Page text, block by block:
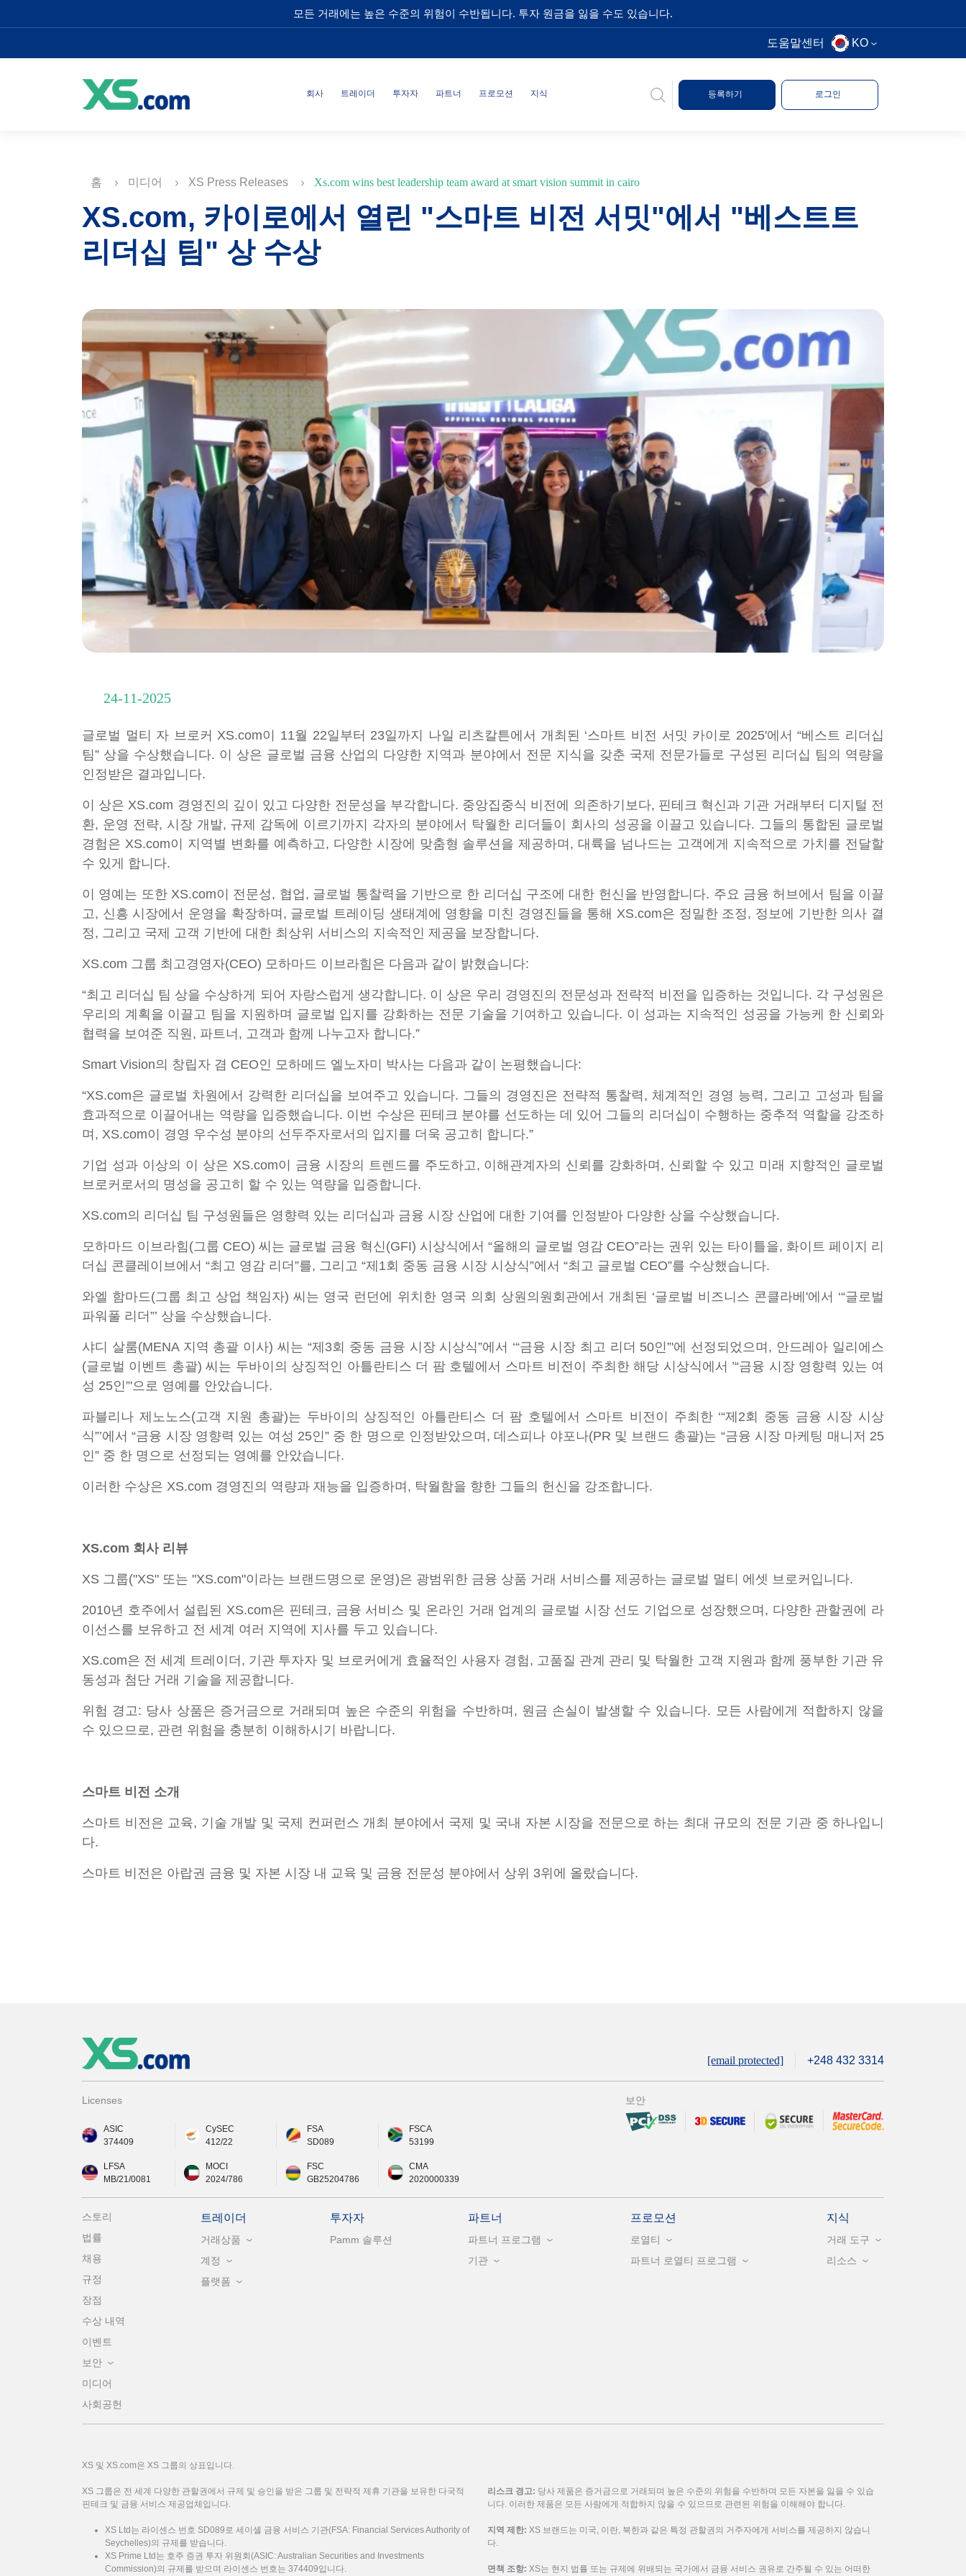
모든 거래에는 높은 수준의 위험이 수반됩니다. 투자 원금을 잃을 수도 있습니다.
도움말센터 KO
회사 트레이더 투자자 파트너 프로모션 지식 등록하기 로그인
홈 미디어 XS Press Releases Xs.com wins best leadership team award at smart vision summit in cairo
XS.com, 카이로에서 열린 "스마트 비전 서밋"에서 "베스트트
리더십 팀" 상 수상
24-11-2025
글로벌 멀티 자 브로커 XS.com이 11월 22일부터 23일까지 나일 리츠칼튼에서 개최된 ‘스마트 비전 서밋 카이로 2025'에서 “베스트 리더십
팀” 상을 수상했습니다. 이 상은 글로벌 금융 산업의 다양한 지역과 분야에서 전문 지식을 갖춘 국제 전문가들로 구성된 리더십 팀의 역량을
인정받은 결과입니다.
이 상은 XS.com 경영진의 깊이 있고 다양한 전문성을 부각합니다. 중앙집중식 비전에 의존하기보다, 핀테크 혁신과 기관 거래부터 디지털 전
환, 운영 전략, 시장 개발, 규제 감독에 이르기까지 각자의 분야에서 탁월한 리더들이 회사의 성공을 이끌고 있습니다. 그들의 통합된 글로벌
경험은 XS.com이 지역별 변화를 예측하고, 다양한 시장에 맞춤형 솔루션을 제공하며, 대륙을 넘나드는 고객에게 지속적으로 가치를 전달할
수 있게 합니다.
이 영예는 또한 XS.com이 전문성, 협업, 글로벌 통찰력을 기반으로 한 리더십 구조에 대한 헌신을 반영합니다. 주요 금융 허브에서 팀을 이끌
고, 신흥 시장에서 운영을 확장하며, 글로벌 트레이딩 생태계에 영향을 미친 경영진들을 통해 XS.com은 정밀한 조정, 정보에 기반한 의사 결
정, 그리고 국제 고객 기반에 대한 최상위 서비스의 지속적인 제공을 보장합니다.
XS.com 그룹 최고경영자(CEO) 모하마드 이브라힘은 다음과 같이 밝혔습니다:
“최고 리더십 팀 상을 수상하게 되어 자랑스럽게 생각합니다. 이 상은 우리 경영진의 전문성과 전략적 비전을 입증하는 것입니다. 각 구성원은
우리의 계획을 이끌고 팀을 지원하며 글로벌 입지를 강화하는 전문 기술을 기여하고 있습니다. 이 성과는 지속적인 성공을 가능케 한 신뢰와
협력을 보여준 직원, 파트너, 고객과 함께 나누고자 합니다.”
Smart Vision의 창립자 겸 CEO인 모하메드 엘노자미 박사는 다음과 같이 논평했습니다:
“XS.com은 글로벌 차원에서 강력한 리더십을 보여주고 있습니다. 그들의 경영진은 전략적 통찰력, 체계적인 경영 능력, 그리고 고성과 팀을
효과적으로 이끌어내는 역량을 입증했습니다. 이번 수상은 핀테크 분야를 선도하는 데 있어 그들의 리더십이 수행하는 중추적 역할을 강조하
며, XS.com이 경영 우수성 분야의 선두주자로서의 입지를 더욱 공고히 합니다.”
기업 성과 이상의 이 상은 XS.com이 금융 시장의 트렌드를 주도하고, 이해관계자의 신뢰를 강화하며, 신뢰할 수 있고 미래 지향적인 글로벌
브로커로서의 명성을 공고히 할 수 있는 역량을 입증합니다.
XS.com의 리더십 팀 구성원들은 영향력 있는 리더십과 금융 시장 산업에 대한 기여를 인정받아 다양한 상을 수상했습니다.
모하마드 이브라힘(그룹 CEO) 씨는 글로벌 금융 혁신(GFI) 시상식에서 “올해의 글로벌 영감 CEO”라는 권위 있는 타이틀을, 화이트 페이지 리
더십 콘클레이브에서 “최고 영감 리더”를, 그리고 “제1회 중동 금융 시장 시상식”에서 “최고 글로벌 CEO”를 수상했습니다.
와엘 함마드(그룹 최고 상업 책임자) 씨는 영국 런던에 위치한 영국 의회 상원의원회관에서 개최된 ‘글로벌 비즈니스 콘클라베'에서 ‘“글로벌
파워풀 리더”’ 상을 수상했습니다.
샤디 살룸(MENA 지역 총괄 이사) 씨는 “제3회 중동 금융 시장 시상식”에서 ‘“금융 시장 최고 리더 50인”'에 선정되었으며, 안드레아 일리에스
(글로벌 이벤트 총괄) 씨는 두바이의 상징적인 아틀란티스 더 팜 호텔에서 스마트 비전이 주최한 해당 시상식에서 ’“금융 시장 영향력 있는 여
성 25인”'으로 영예를 안았습니다.
파블리나 제노노스(고객 지원 총괄)는 두바이의 상징적인 아틀란티스 더 팜 호텔에서 스마트 비전이 주최한 ‘“제2회 중동 금융 시장 시상
식”’에서 “금융 시장 영향력 있는 여성 25인” 중 한 명으로 인정받았으며, 데스피나 야포나(PR 및 브랜드 총괄)는 “금융 시장 마케팅 매니저 25
인” 중 한 명으로 선정되는 영예를 안았습니다.
이러한 수상은 XS.com 경영진의 역량과 재능을 입증하며, 탁월함을 향한 그들의 헌신을 강조합니다.
XS.com 회사 리뷰
XS 그룹("XS" 또는 "XS.com"이라는 브랜드명으로 운영)은 광범위한 금융 상품 거래 서비스를 제공하는 글로벌 멀티 에셋 브로커입니다.
2010년 호주에서 설립된 XS.com은 핀테크, 금융 서비스 및 온라인 거래 업계의 글로벌 시장 선도 기업으로 성장했으며, 다양한 관할권에 라
이선스를 보유하고 전 세계 여러 지역에 지사를 두고 있습니다.
XS.com은 전 세계 트레이더, 기관 투자자 및 브로커에게 효율적인 사용자 경험, 고품질 관계 관리 및 탁월한 고객 지원과 함께 풍부한 기관 유
동성과 첨단 거래 기술을 제공합니다.
위험 경고: 당사 상품은 증거금으로 거래되며 높은 수준의 위험을 수반하며, 원금 손실이 발생할 수 있습니다. 모든 사람에게 적합하지 않을
수 있으므로, 관련 위험을 충분히 이해하시기 바랍니다.
스마트 비전 소개
스마트 비전은 교육, 기술 개발 및 국제 컨퍼런스 개최 분야에서 국제 및 국내 자본 시장을 전문으로 하는 최대 규모의 전문 기관 중 하나입니
다.
스마트 비전은 아랍권 금융 및 자본 시장 내 교육 및 금융 전문성 분야에서 상위 3위에 올랐습니다.
[email protected] +248 432 3314
Licenses
ASIC
374409
CySEC
412/22
FSA
SD089
FSCA
53199
LFSA
MB/21/0081
MOCI
2024/786
FSC
GB25204786
CMA
2020000339
보안
스토리
법률
채용
규정
장점
수상 내역
이벤트
보안
미디어
사회공헌
트레이더
거래상품
계정
플랫폼
투자자
Pamm 솔루션
파트너
파트너 프로그램
기관
프로모션
로열티
파트너 로열티 프로그램
지식
거래 도구
리소스
XS 및 XS.com은 XS 그룹의 상표입니다.
XS 그룹은 전 세계 다양한 관할권에서 규제 및 승인을 받은 그룹 및 전략적 제휴 기관을 보유한 다국적
핀테크 및 금융 서비스 제공업체입니다.
XS Ltd는 라이센스 번호 SD089로 세이셸 금융 서비스 기관(FSA: Financial Services Authority of
Seychelles)의 규제를 받습니다.
XS Prime Ltd는 호주 증권 투자 위원회(ASIC: Australian Securities and Investments
Commission)의 규제를 받으며 라이센스 번호는 374409입니다.
리스크 경고: 당사 제품은 증거금으로 거래되며 높은 수준의 위험을 수반하며 모든 자본을 잃을 수 있습
니다. 이러한 제품은 모든 사람에게 적합하지 않을 수 있으므로 관련된 위험을 이해해야 합니다.
지역 제한: XS 브랜드는 미국, 이란, 북한과 같은 특정 관할권의 거주자에게 서비스를 제공하지 않습니
다.
면책 조항: XS는 현지 법률 또는 규제에 위배되는 국가에서 금융 서비스 권유로 간주될 수 있는 어떠한